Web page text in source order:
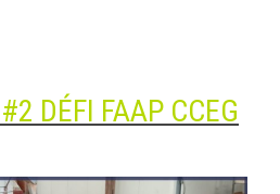
DÉFI FAAP CCEG